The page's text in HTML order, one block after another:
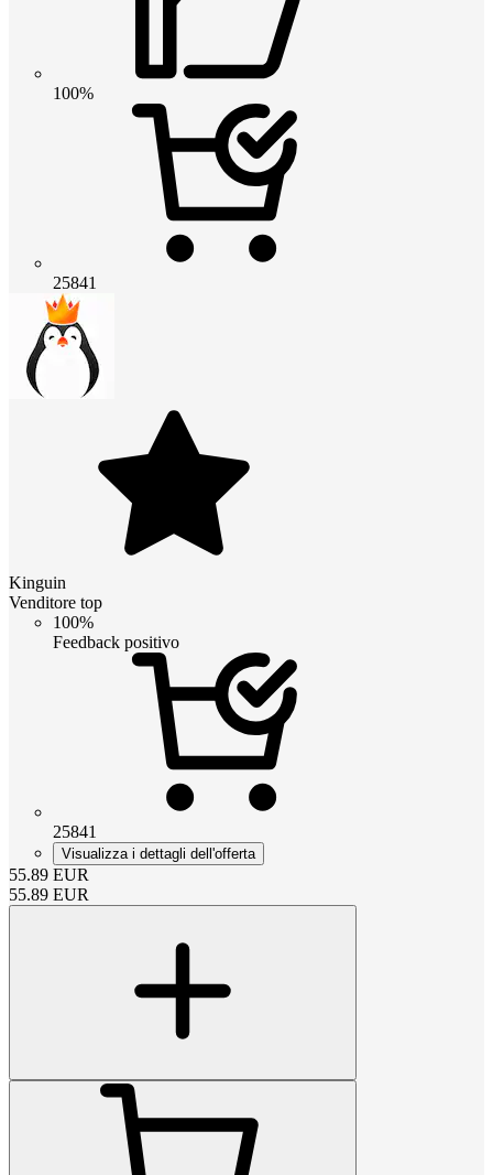
100%
25841
Kinguin
Venditore top
100%
Feedback positivo
25841
Visualizza i dettagli dell'offerta
55.89 EUR
55.89 EUR